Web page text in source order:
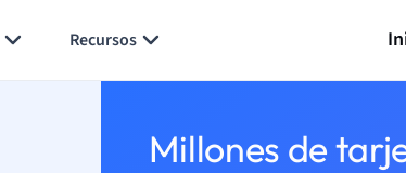
Recursos
Millones de